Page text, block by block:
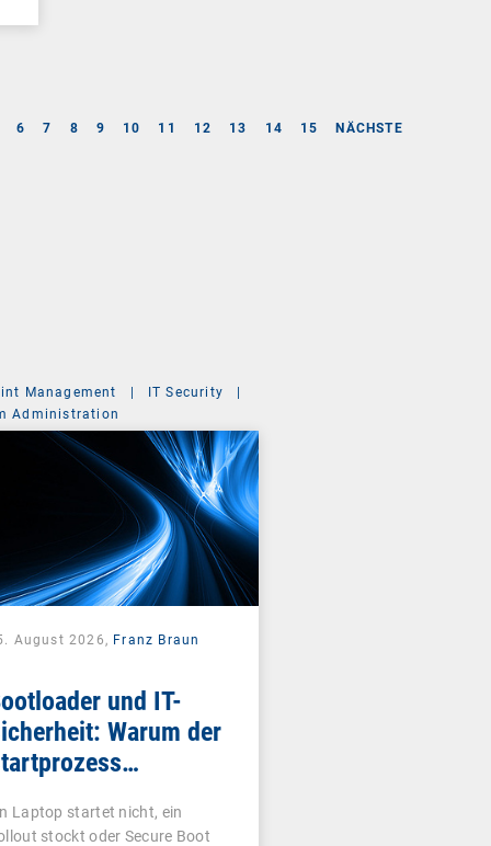
6 7 8 9 10 11 12 13 14 15 NÄCHSTE
Management | IT Security
|
Administration
August 2026, Franz Braun
und IT-
Warum der
Laptop startet nicht, ein
stockt oder Secure Boot